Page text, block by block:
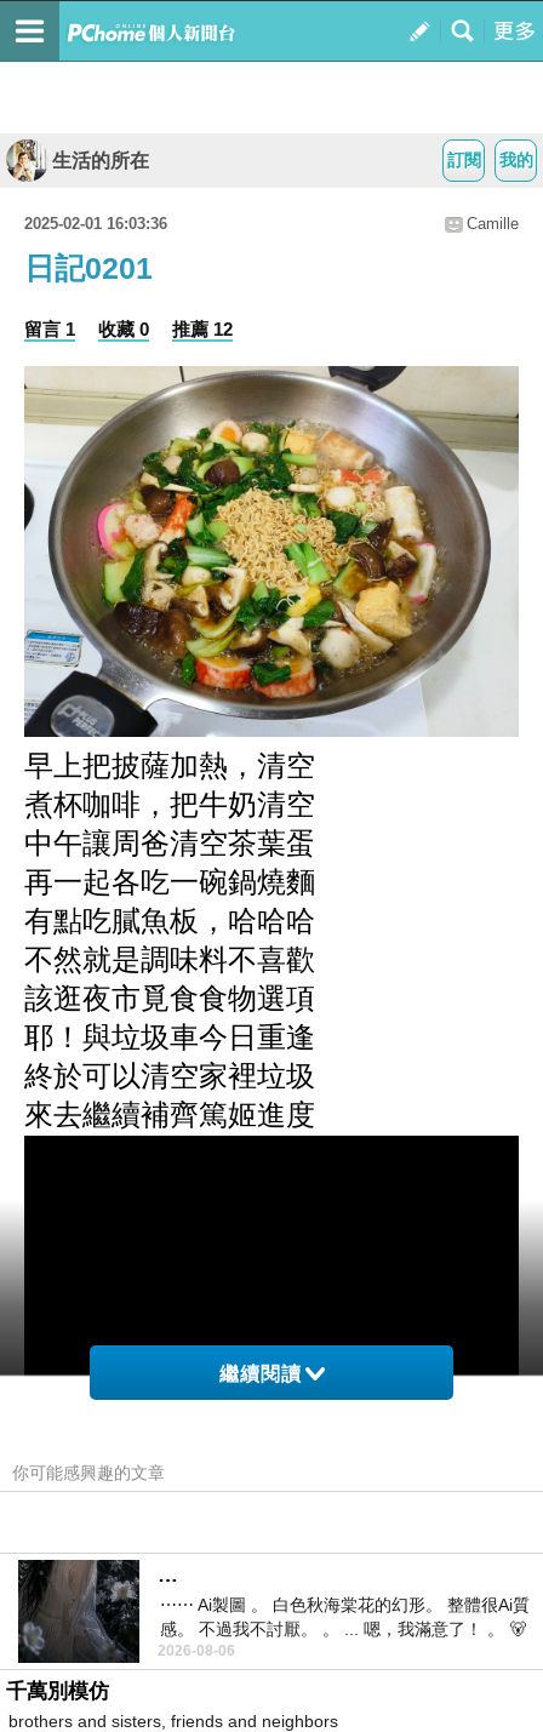
我的
訂閱
生活的所在
2025-02-01 16:03:36 Camille
日記0201
留言 1 收藏 0 推薦 12
早上把披薩加熱，清空
煮杯咖啡，把牛奶清空
中午讓周爸清空茶葉蛋
再一起各吃一碗鍋燒麵
有點吃膩魚板，哈哈哈
不然就是調味料不喜歡
該逛夜市覓食食物選項
耶！與垃圾車今日重逢
終於可以清空家裡垃圾
來去繼續補齊篤姬進度
上一篇：日記0131
下一篇：日記0202
繼續閱讀
你可能感興趣的文章
…
⋯⋯ Ai製圖 。 白色秋海棠花的幻形。 整體很Ai質
感。 不過我不討厭。 。 ... 嗯，我滿意了！ 。 🐻
昨中
2026-08-06
千萬別模仿
brothers and sisters, friends and neighbors